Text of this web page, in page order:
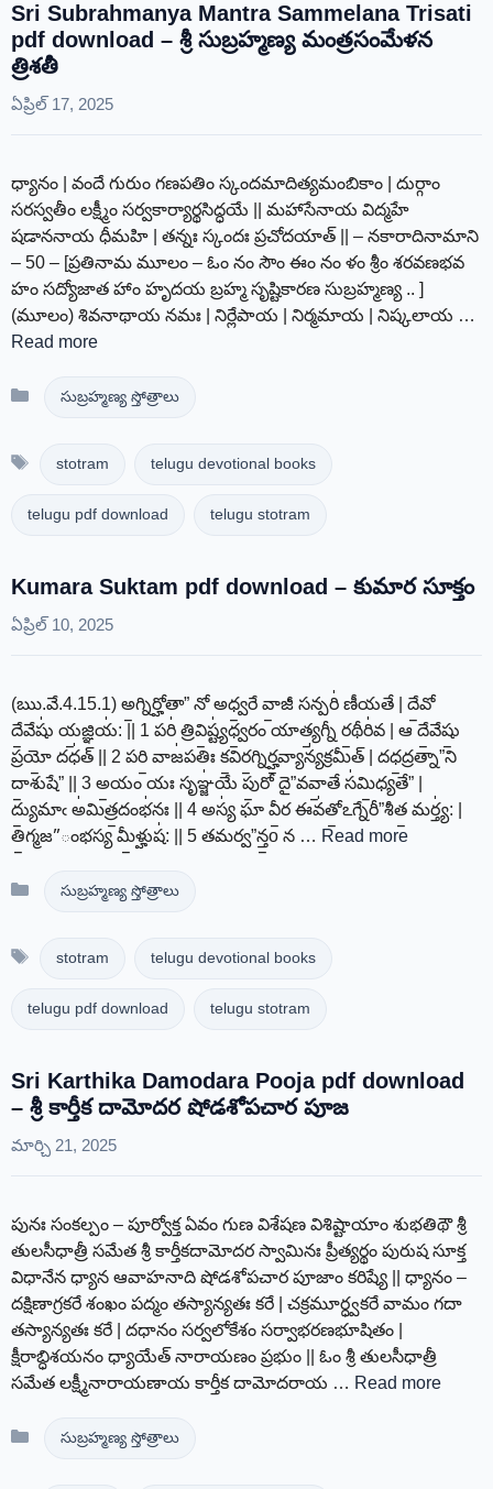
Sri Subrahmanya Mantra Sammelana Trisati
pdf download – శ్రీ సుబ్రహ్మణ్య మంత్రసంమేళన
త్రిశతీ
ఏప్రిల్ 17, 2025
ధ్యానం | వందే గురుం గణపతిం స్కందమాదిత్యమంబికాం | దుర్గాం
సరస్వతీం లక్ష్మీం సర్వకార్యార్థసిద్ధయే || మహాసేనాయ విద్మహే
షడాననాయ ధీమహి | తన్నః స్కందః ప్రచోదయాత్ || – నకారాదినామాని
– 50 – [ప్రతినామ మూలం – ఓం నం సౌం ఈం నం ళం శ్రీం శరవణభవ
హం సద్యోజాత హాం హృదయ బ్రహ్మ సృష్టికారణ సుబ్రహ్మణ్య .. ]
(మూలం) శివనాథాయ నమః | నిర్లేపాయ | నిర్మమాయ | నిష్కలాయ …
Read more
Categories
సుబ్రహ్మణ్య స్తోత్రాలు
Tagsstotram telugu devotional books
telugu pdf download telugu stotram
Kumara Suktam pdf download – కుమార సూక్తం
ఏప్రిల్ 10, 2025
(ఋ.వే.4.15.1) అ॒గ్నిర్హోతా” నో అధ్వ॒రే వా॒జీ సన్పరి॑ ణీయతే | దే॒వో
దే॒వేషు॑ య॒జ్ఞియ॑: || 1 పరి॑ త్రివి॒ష్ట్య॑ధ్వ॒రం యాత్య॒గ్నీ ర॒థీరి॑వ | ఆ దే॒వేషు॒
ప్రయో॒ దధ॑త్ || 2 పరి॒ వాజ॑పతిః క॒విర॒గ్నిర్హ॒వ్యాన్య॑క్రమీత్ | దధ॒ద్రత్నా”ని
దా॒శుషే” || 3 అ॒యం యః సృఞ్జ॑యే పు॒రో దై”వవా॒తే స॑మి॒ధ్యతే” |
ద్యు॒మాఁ అ॑మిత్ర॒దంభ॑నః || 4 అస్య॑ ఘా వీ॒ర ఈవ॑తో॒ఽగ్నేరీ”శీత॒ మర్త్య॑: |
తి॒గ్మజ”ంభస్య మీ॒ళ్హుష॑: || 5 తమర్వ”న్త॒o న … Read more
Categories
సుబ్రహ్మణ్య స్తోత్రాలు
Tagsstotram telugu devotional books
telugu pdf download telugu stotram
Sri Karthika Damodara Pooja pdf download
– శ్రీ కార్తీక దామోదర షోడశోపచార పూజ
మార్చి 21, 2025
పునః సంకల్పం – పూర్వోక్త ఏవం గుణ విశేషణ విశిష్టాయాం శుభతిథౌ శ్రీ
తులసీధాత్రీ సమేత శ్రీ కార్తీకదామోదర స్వామినః ప్రీత్యర్థం పురుష సూక్త
విధానేన ధ్యాన ఆవాహనాది షోడశోపచార పూజాం కరిష్యే || ధ్యానం –
దక్షిణాగ్రకరే శంఖం పద్మం తస్యాన్యతః కరే | చక్రమూర్ధ్వకరే వామం గదా
తస్యాన్యతః కరే | దధానం సర్వలోకేశం సర్వాభరణభూషితం |
క్షీరాబ్ధిశయనం ధ్యాయేత్ నారాయణం ప్రభుం || ఓం శ్రీ తులసీధాత్రీ
సమేత లక్ష్మీనారాయణాయ కార్తీక దామోదరాయ … Read more
Categories
సుబ్రహ్మణ్య స్తోత్రాలు